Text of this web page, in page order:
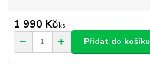
1 990 Kč/ks
Přidat do košíku